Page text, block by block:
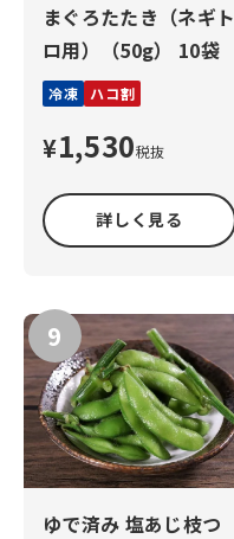
まぐろたたき（ネギト
ロ用）（50g） 10袋
冷凍 ハコ割
¥1,530税抜
詳しく見る
ゆで済み 塩あじ枝つ